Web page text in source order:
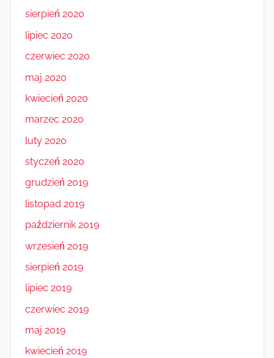
sierpień 2020
lipiec 2020
czerwiec 2020
maj 2020
kwiecień 2020
marzec 2020
luty 2020
styczeń 2020
grudzień 2019
listopad 2019
październik 2019
wrzesień 2019
sierpień 2019
lipiec 2019
czerwiec 2019
maj 2019
kwiecień 2019